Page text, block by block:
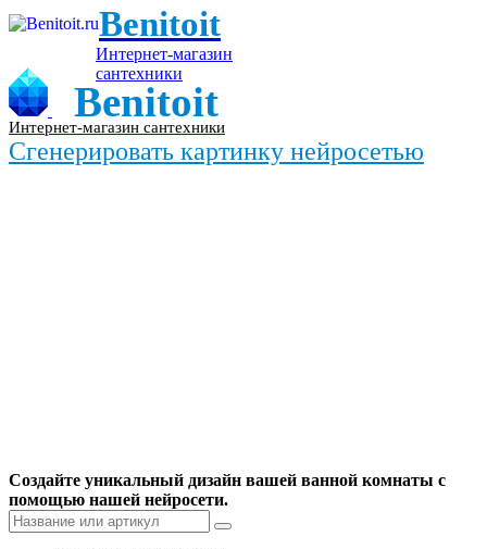
Benitoit
Интернет-магазин
сантехники
Benitoit
Интернет-магазин сантехники
Сгенерировать картинку нейросетью
Создайте уникальный дизайн вашей ванной комнаты с
помощью нашей нейросети.